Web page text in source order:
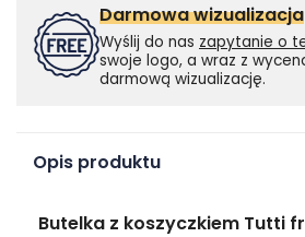
Darmowa wizualizacja
Wyślij do nas zapytanie o
swoje logo, a wraz z
darmową wizualizację.
Opis produktu
Butelka z koszyczkiem Tutti